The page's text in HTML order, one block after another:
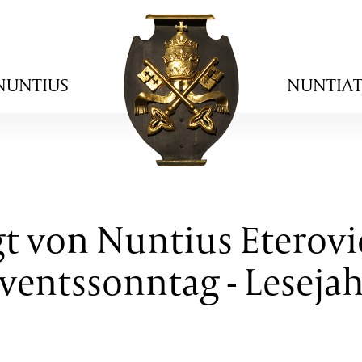
von Nuntius
-